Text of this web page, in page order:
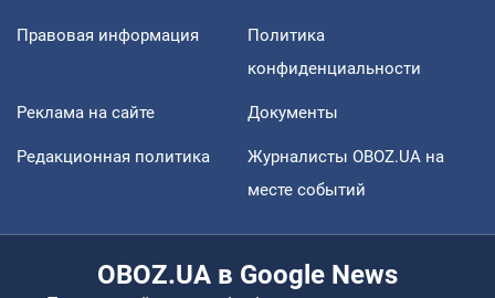
Правовая информация
Политика
конфиденциальности
Реклама на сайте Документы
Редакционная политика
Журналисты OBOZ.UA на
месте событий
OBOZ.UA в Google News